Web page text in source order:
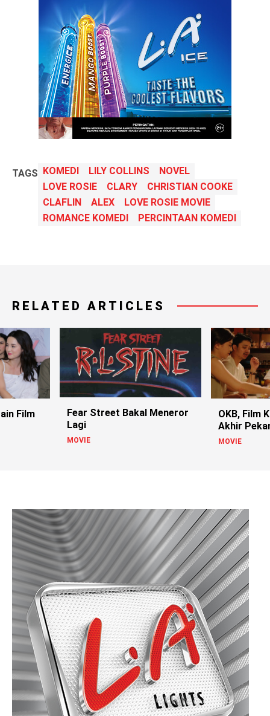
TAGS KOMEDI LILY COLLINS
NOVEL
LOVE ROSIE
CLARY
CHRISTIAN COOKE
CLAFLIN
ALEX
LOVE ROSIE MOVIE
ROMANCE KOMEDI
PERCINTAAN KOMEDI
RELATED ARTICLES
Film
Fear Street Bakal Meneror
Lagi
MOVIE
OKB, Film
Akhir
MOVIE